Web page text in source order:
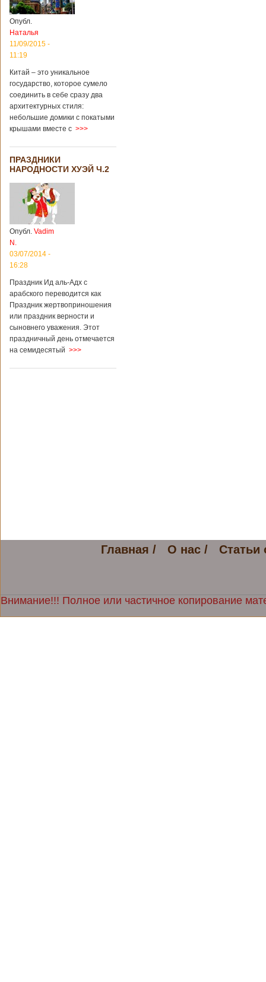
Опубл.
Наталья
11/09/2015 -
11:19
Китай – это уникальное
государство, которое сумело
соединить в себе сразу два
архитектурных стиля:
небольшие домики с покатыми
крышами вместе с >>>
ПРАЗДНИКИ
НАРОДНОСТИ ХУЭЙ Ч.2
Опубл. Vadim
N.
03/07/2014 -
16:28
Праздник Ид аль-Адх с
арабского переводится как
Праздник жертвоприношения
или праздник верности и
сыновнего уважения. Этот
праздничный день отмечается
на семидесятый >>>
Главная / О нас / Статьи
Внимание!!! Полное или частичное копирование